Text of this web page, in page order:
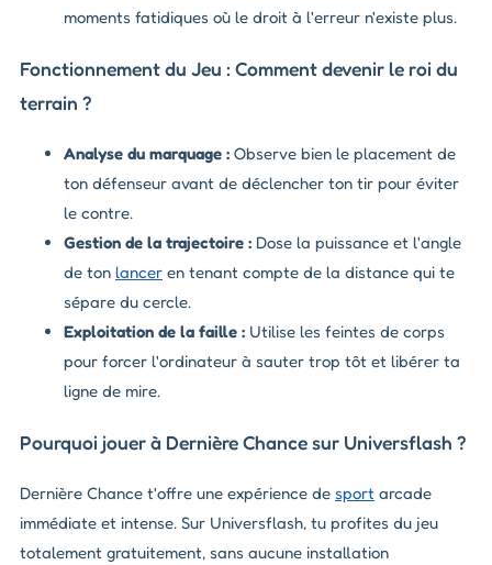
moments fatidiques où le droit à l'erreur n'existe plus.
Fonctionnement du Jeu : Comment devenir le roi du
terrain ?
Analyse du marquage : Observe bien le placement de
ton défenseur avant de déclencher ton tir pour éviter
le contre.
Gestion de la trajectoire : Dose la puissance et l'angle
de ton lancer en tenant compte de la distance qui te
sépare du cercle.
Exploitation de la faille : Utilise les feintes de corps
pour forcer l'ordinateur à sauter trop tôt et libérer ta
ligne de mire.
Pourquoi jouer à Dernière Chance sur Universflash ?
Dernière Chance t'offre une expérience de sport arcade
immédiate et intense. Sur Universflash, tu profites du jeu
totalement gratuitement, sans aucune installation